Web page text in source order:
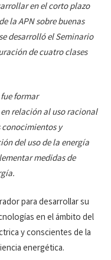
en el corto plazo
la APN sobre buenas
desarrolló el Seminario
de cuatro clases
formar
relación al uso racional
y
del uso de la energía
medidas de
para desarrollar su
en el ámbito del
y conscientes de la
energética.